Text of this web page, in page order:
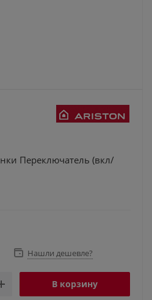
Переключатель (вкл/
Нашли дешевле?
В корзину